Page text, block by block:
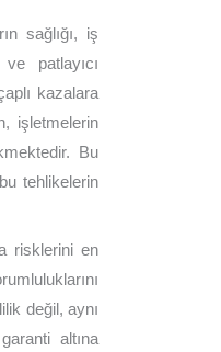
sağlığı, iş
patlayıcı
kazalara
işletmelerin
Bu
tehlikelerin
risklerini en
değil, aynı
altına